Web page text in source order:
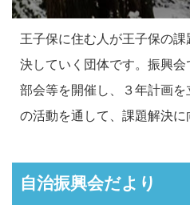
王子保に住む人が王子保の
決していく団体です。振興
部会等を開催し、３年計画
の活動を通して、課題解決に
自治振興会だより